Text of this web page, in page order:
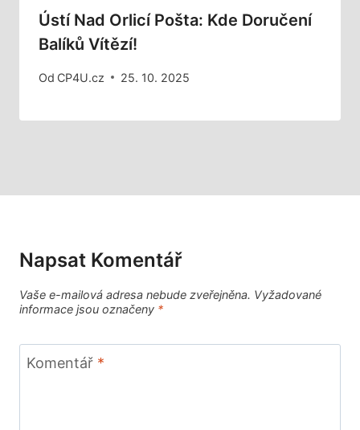
Ústí Nad Orlicí Pošta: Kde Doručení
Balíků Vítězí!
Od CP4U.cz 25. 10. 2025
Napsat Komentář
Vaše e-mailová adresa nebude zveřejněna. Vyžadované
informace jsou označeny *
Komentář *